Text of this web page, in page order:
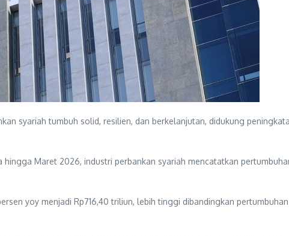
syariah tumbuh solid, resilien, dan berkelanjutan, didukung
Maret 2026, industri perbankan syariah mencatatkan
yoy menjadi Rp716,40 triliun, lebih tinggi dibandingkan